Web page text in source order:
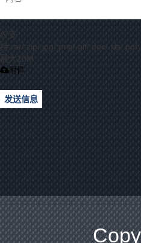
仅支
持.rar/.zip/.jpg/.png/.gif/.doc/.xls/.pdf
最大20M
附件
发送信息